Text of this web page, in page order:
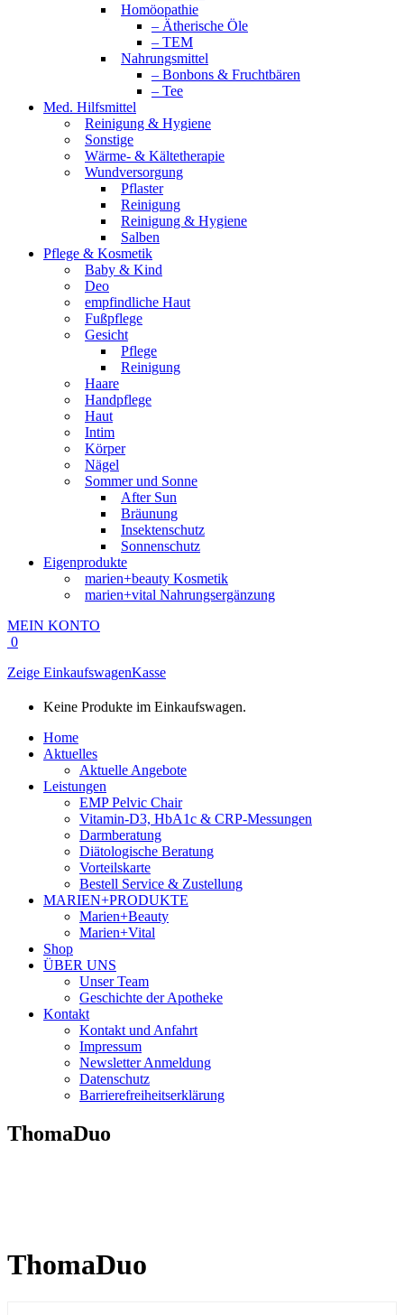
Homöopathie
– Ätherische Öle
– TEM
Nahrungsmittel
– Bonbons & Fruchtbären
– Tee
Med. Hilfsmittel
Reinigung & Hygiene
Sonstige
Wärme- & Kältetherapie
Wundversorgung
Pflaster
Reinigung
Reinigung & Hygiene
Salben
Pflege & Kosmetik
Baby & Kind
Deo
empfindliche Haut
Fußpflege
Gesicht
Pflege
Reinigung
Haare
Handpflege
Haut
Intim
Körper
Nägel
Sommer und Sonne
After Sun
Bräunung
Insektenschutz
Sonnenschutz
Eigenprodukte
marien+beauty Kosmetik
marien+vital Nahrungsergänzung
MEIN KONTO
0
Zeige EinkaufswagenKasse
Keine Produkte im Einkaufswagen.
Home
Aktuelles
Aktuelle Angebote
Leistungen
EMP Pelvic Chair
Vitamin-D3, HbA1c & CRP-Messungen
Darmberatung
Diätologische Beratung
Vorteilskarte
Bestell Service & Zustellung
MARIEN+PRODUKTE
Marien+Beauty
Marien+Vital
Shop
ÜBER UNS
Unser Team
Geschichte der Apotheke
Kontakt
Kontakt und Anfahrt
Impressum
Newsletter Anmeldung
Datenschutz
Barrierefreiheitserklärung
ThomaDuo
ThomaDuo